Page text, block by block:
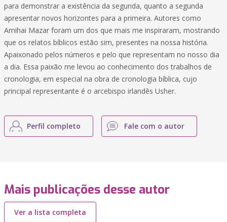
para demonstrar a existência da segunda, quanto a segunda
apresentar novos horizontes para a primeira. Autores como
Amihai Mazar foram um dos que mais me inspiraram, mostrando
que os relatos bíblicos estão sim, presentes na nossa história.
Apaixonado pelos números e pelo que representam no nosso dia
a dia. Essa paixão me levou ao conhecimento dos trabalhos de
cronologia, em especial na obra de cronologia bíblica, cujo
principal representante é o arcebispo irlandês Usher.
Perfil completo Fale com o autor
Mais publicações desse autor
Ver a lista completa